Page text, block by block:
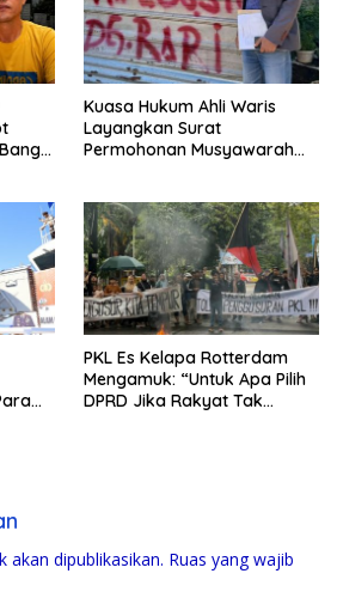
Kuasa Hukum Ahli Waris
Layangkan Surat
Permohonan Musyawarah
PKL Es Kelapa Rotterdam
Mengamuk: “Untuk Apa Pilih
DPRD Jika Rakyat Tak
akan dipublikasikan. Ruas yang wajib